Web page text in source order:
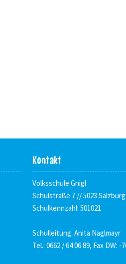
Kontakt
Volksschule Gnigl
Schulstraße 7 // 5023 Salzburg
Schulkennzahl: 501021
Schulleitung: Anita Naglmayr
Tel.: 0662 / 64 06 89, Fax DW: -